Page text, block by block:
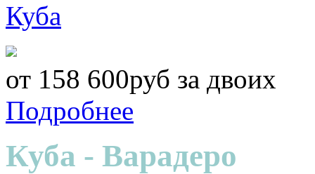
Куба
от 158 600руб за двоих
Подробнее
Куба - Варадеро